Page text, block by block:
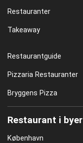
Restauranter
Takeaway
Restaurantguide
Pizzaria Restauranter
Bryggens Pizza
Restaurant i byer
København